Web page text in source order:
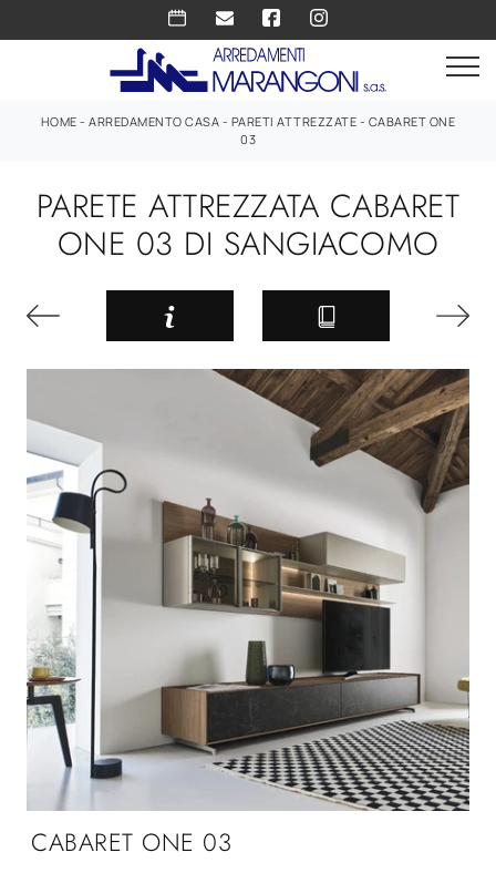
HOME -ARREDAMENTO CASA - PARETI ATTREZZATE - CABARET ONE
03
PARETE ATTREZZATA CABARET
ONE 03 DI SANGIACOMO
CABARET ONE 03